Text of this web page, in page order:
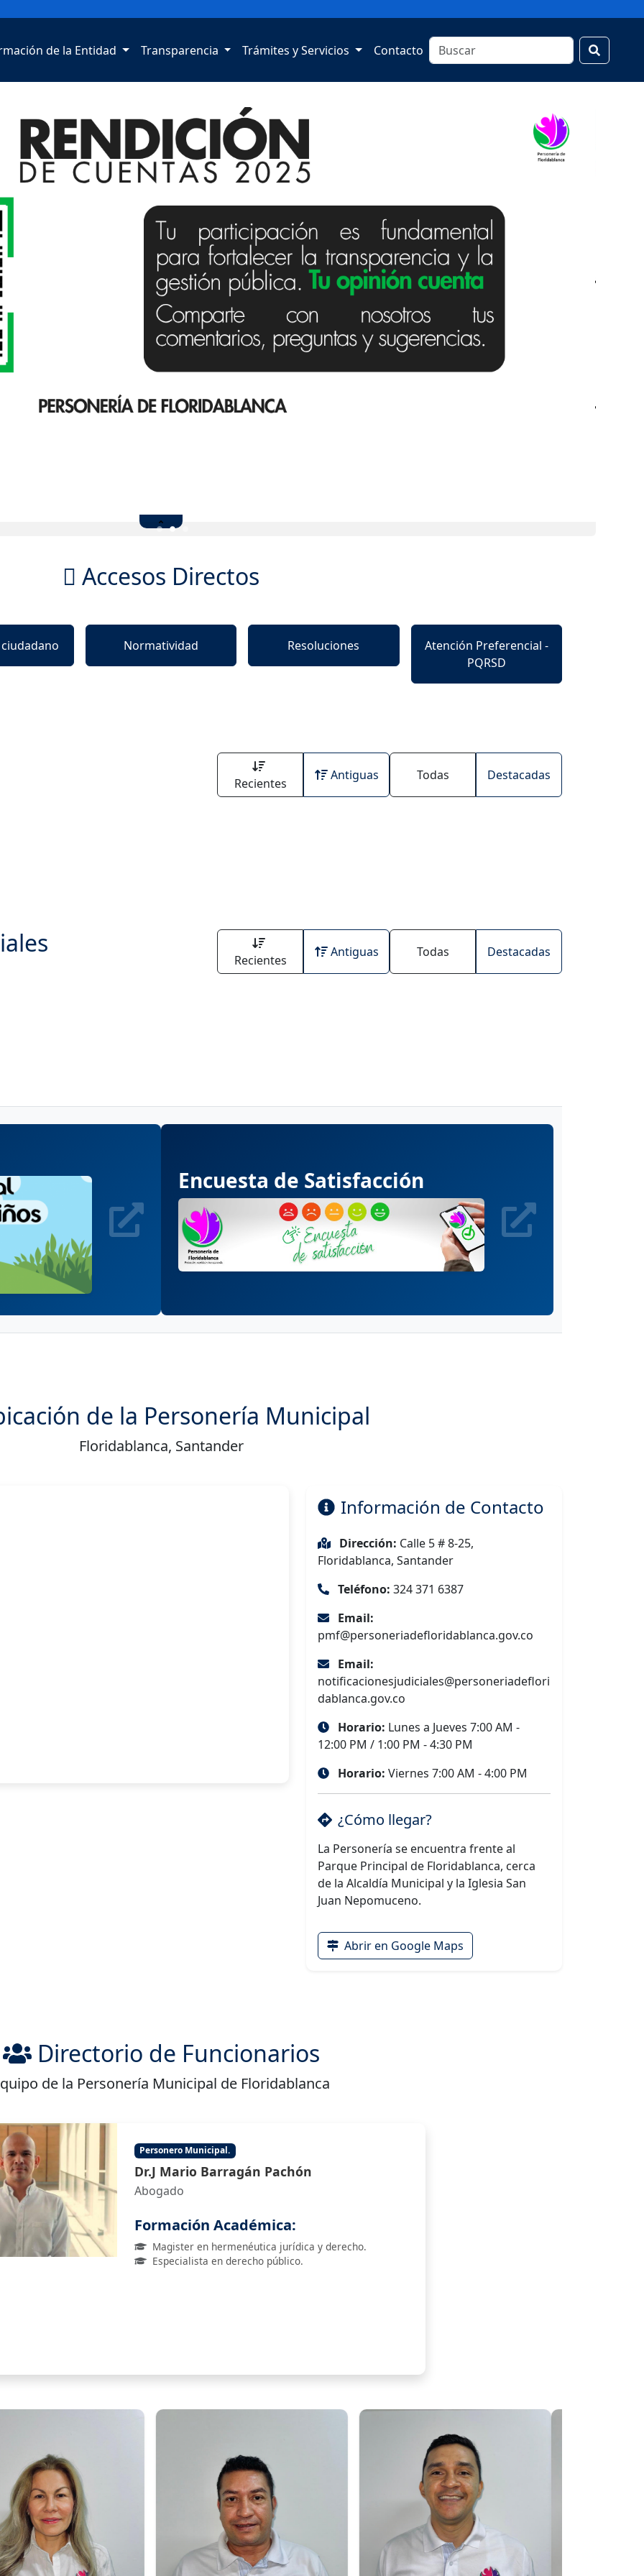
de la Entidad Transparencia Trámites y Servicios Contacto
Accesos Directos
Normatividad Resoluciones
Atención Preferencial -
PQRSD
Recientes
Antiguas Todas Destacadas
Recientes
Antiguas Todas Destacadas
Encuesta de Satisfacción
de la Personería Municipal
Floridablanca, Santander
Información de Contacto
Dirección: Calle 5 # 8-25,
Floridablanca, Santander
Teléfono: 324 371 6387
Email:
pmf@personeriadefloridablanca.gov.co
Email:
notificacionesjudiciales@personeriadeflori
dablanca.gov.co
Horario: Lunes a Jueves 7:00 AM -
12:00 PM / 1:00 PM - 4:30 PM
Horario: Viernes 7:00 AM - 4:00 PM
¿Cómo llegar?
La Personería se encuentra frente al
Parque Principal de Floridablanca, cerca
de la Alcaldía Municipal y la Iglesia San
Juan Nepomuceno.
Abrir en Google Maps
Directorio de Funcionarios
de la Personería Municipal de Floridablanca
Personero Municipal.
Dr.J Mario Barragán Pachón
Abogado
Formación Académica:
Magister en hermenéutica jurídica y derecho.
Especialista en derecho público.